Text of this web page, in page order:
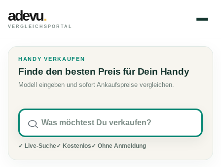
adevu.
VERGLEICHSPORTAL
HANDY VERKAUFEN
Finde den besten Preis für Dein Handy
Modell eingeben und sofort Ankaufspreise vergleichen.
✓ Live-Suche✓ Kostenlos ✓ Ohne Anmeldung